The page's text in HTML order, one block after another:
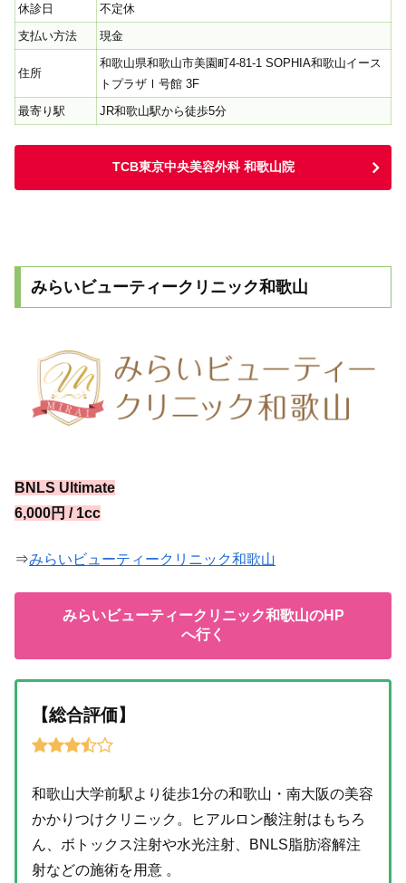
休診日
不定休
支払い方法
現金
住所
和歌山県和歌山市美園町4-81-1 SOPHIA和歌山イース
トプラザⅠ号館 3F
最寄り駅
JR和歌山駅から徒歩5分
TCB東京中央美容外科 和歌山院
みらいビューティークリニック和歌山
BNLS Ultimate
6,000円 / 1cc
⇒みらいビューティークリニック和歌山
みらいビューティークリニック和歌山のHP
へ行く
【総合評価】
和歌山大学前駅より徒歩1分の和歌山・南大阪の美容
かかりつけクリニック。ヒアルロン酸注射はもちろ
ん、ボトックス注射や水光注射、BNLS脂肪溶解注
射などの施術を用意 。